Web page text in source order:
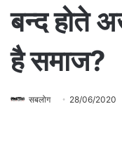
बन्द होते
है समाज?
सबलोग 28/06/2020